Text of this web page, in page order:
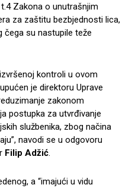
Zakona o unutrašnjim
za zaštitu bezbjednosti lica,
čega su nastupile teže
kontroli u ovom
je direktoru Uprave
zakonom
postupka za utvrđivanje
službenika, zbog načina
navodi se u odgovoru
Filip Adžić.
a “imajući u vidu